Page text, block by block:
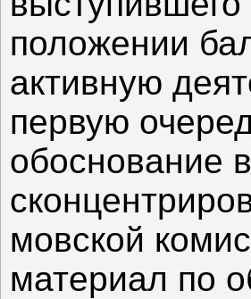
положении
активную
первую
обоснование
мовской
материал по